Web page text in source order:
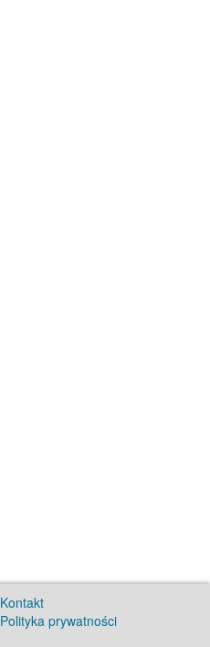
Kontakt
Polityka prywatności